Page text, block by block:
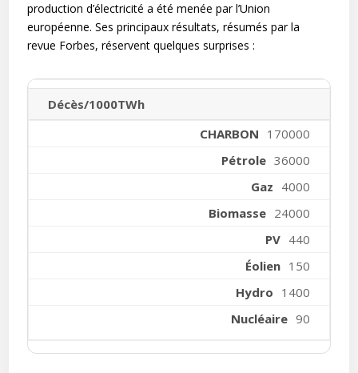
production d’électricité a été menée par l’Union
européenne. Ses principaux résultats, résumés par la
revue Forbes, réservent quelques surprises :
Décès/1000TWh
170000
36000
4000
24000
440
150
1400
90